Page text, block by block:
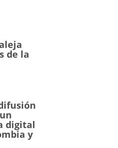
de la
digital
y